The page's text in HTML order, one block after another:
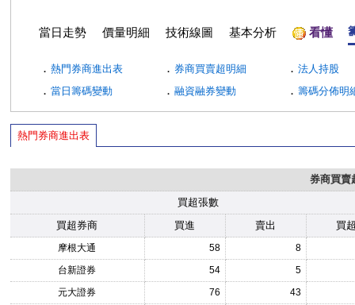
當日走勢 價量明細 技術線圖 基本分析 看懂
． 熱門券商進出表 ． 券商買賣超明細 ． 法人持股
． 當日籌碼變動 ． 融資融券變動 ． 籌碼分佈明
熱門券商進出表
券商買賣
買超張數
買超券商
買進 賣出 買
摩根大通 58
8
台新證券
54
5
元大證券
76
43